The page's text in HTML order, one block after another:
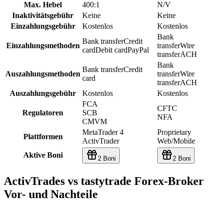
Max. Hebel
400:1
N/V
Inaktivitätsgebühr
Keine
Keine
Einzahlungsgebühr
Kostenlos Kostenlos
Einzahlungsmethoden
Bank transferCredit
cardDebit cardPayPal
Bank
transferWire
transferACH
Auszahlungsmethoden
Bank transferCredit
card
Bank
transferWire
transferACH
Auszahlungsgebühr
Kostenlos Kostenlos
Regulatoren
FCA
SCB
CMVM
CFTC
NFA
Plattformen
MetaTrader 4
ActivTrader
Proprietary
Web/Mobile
Aktive Boni
2 Boni 2 Boni
ActivTrades vs tastytrade Forex-Broker
Vor- und Nachteile